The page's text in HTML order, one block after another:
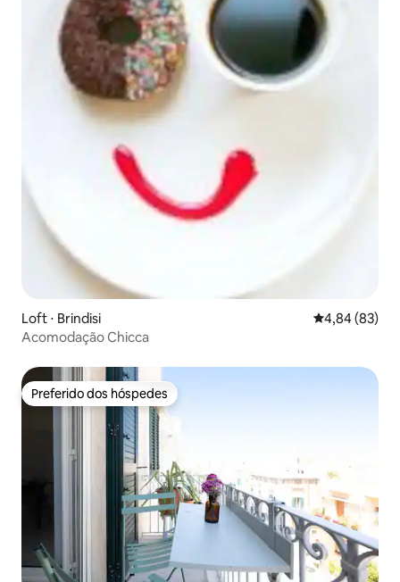
Loft ⋅ Brindisi 4,84 de uma
4,84 (83)
Acomodação Chicca
Preferido dos hóspedes
Preferido dos hóspedes